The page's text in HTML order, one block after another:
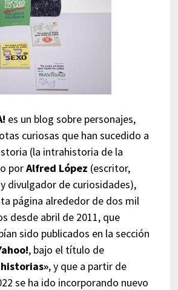
es un blog sobre personajes,
curiosas que han sucedido a
(la intrahistoria de la
porAlfred López (escritor,
divulgador de curiosidades),
página alrededor de dos mil
desde abril de 2011, que
sido publicados en la sección
, bajo el título de
, y que a partir de
se ha ido incorporando nuevo